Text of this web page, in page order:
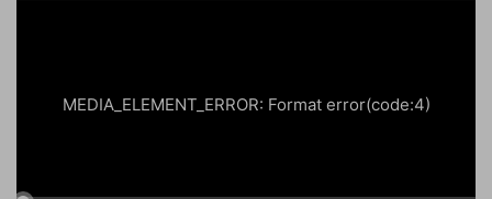
MEDIA_ELEMENT_ERROR: Format error(code:4)